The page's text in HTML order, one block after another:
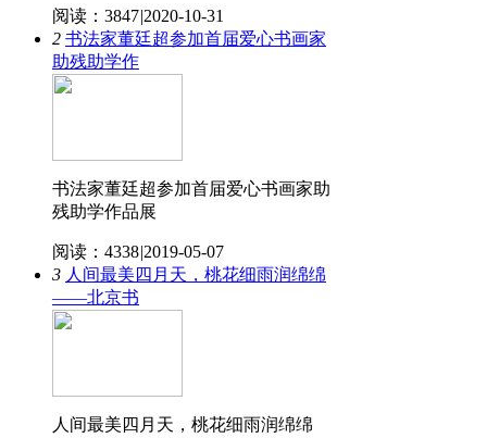
阅读：3847|2020-10-31
2 书法家董廷超参加首届爱心书画家
助残助学作
书法家董廷超参加首届爱心书画家助
残助学作品展
阅读：4338|2019-05-07
3 人间最美四月天，桃花细雨润绵绵
——北京书
人间最美四月天，桃花细雨润绵绵